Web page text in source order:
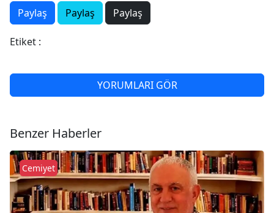
Paylaş Paylaş Paylaş
Etiket :
YORUMLARI GÖR
Benzer Haberler
Cemiyet